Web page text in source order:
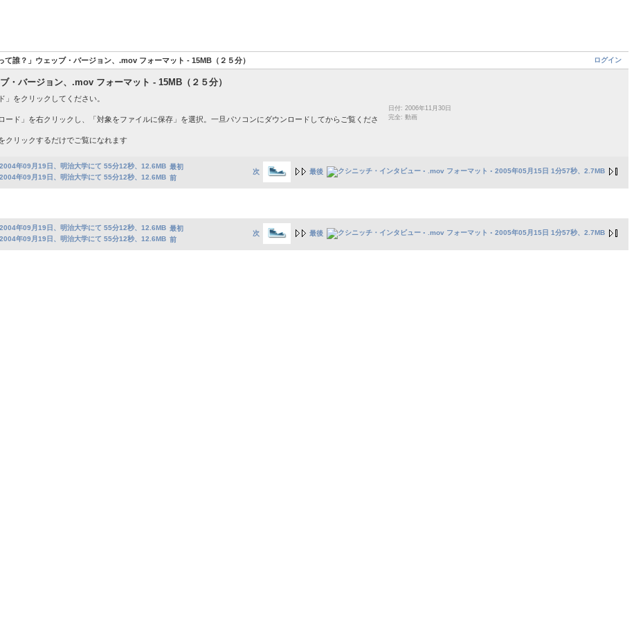
ログイン
て誰？」ウェッブ・バージョン、.mov フォーマット - 15MB（２５分）
・バージョン、.mov フォーマット - 15MB（２５分）
をクリックしてください。
ード」を右クリックし、「対象をファイルに保存」を選択。一旦パソコンにダウンロードしてからご覧くださ
クリックするだけでご覧になれます
日付: 2006年11月30日
完全: 動画
次 最後
最初
前
次 最後
最初
前